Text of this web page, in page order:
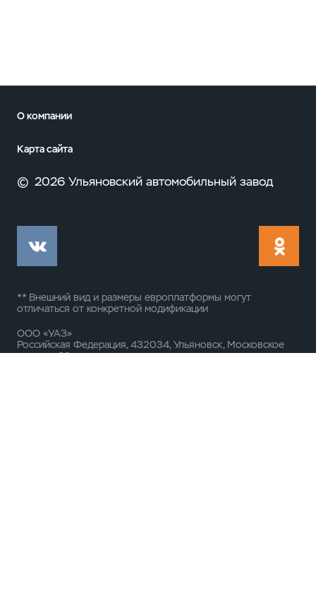
О компании
Карта сайта
© 2026 Ульяновский автомобильный завод
** Внешний вид и размеры европлатформы могут
отличаться от конкретной модификации
ООО «УАЗ»
Российская Федерация, 432034, Ульяновск, Московское
шоссе, д.92